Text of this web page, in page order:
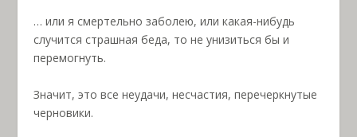
… или я смертельно заболею, или какая-нибудь
случится страшная беда, то не унизиться бы и
перемогнуть.
Значит, это все неудачи, несчастия, перечеркнутые
черновики.